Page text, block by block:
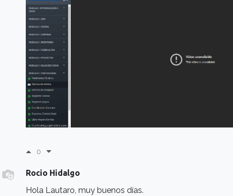
0
Rocio Hidalgo
Hola Lautaro, muy buenos días.